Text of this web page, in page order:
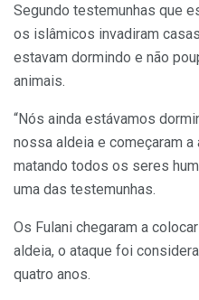
Segundo testemunhas que
os islâmicos invadiram
estavam dormindo e não
animais.
“Nós ainda estávamos
nossa aldeia e começaram
matando todos os seres
uma das testemunhas.
Os Fulani chegaram a
aldeia, o ataque foi
quatro anos.